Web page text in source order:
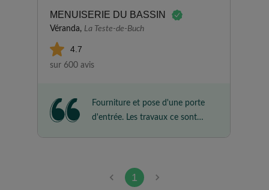
MENUISERIE DU BASSIN
Véranda, La Teste-de-Buch
4.7
sur 600 avis
Fourniture et pose d'une porte
d'entrée. Les travaux ce sont
1